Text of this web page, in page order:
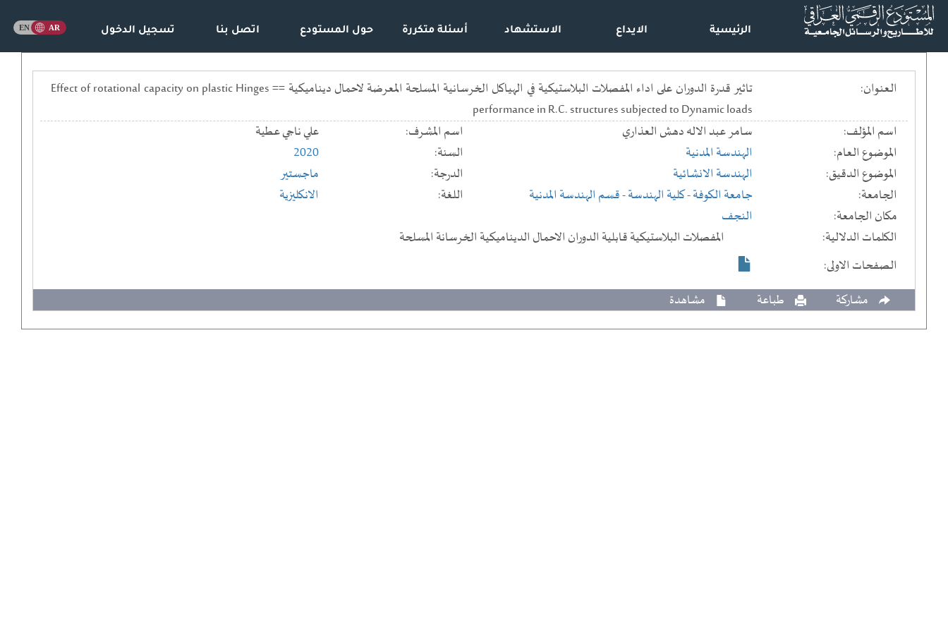
الرئيسية الايداع الاستشهاد أسئلة متكررة حول المستودع اتصل بنا تسجيل الدخول
العنوان:
تاثير قدرة الدوران على اداء المفصلات البلاستيكية في الهياكل الخرسانية المسلحة المعرضة لاحمال ديناميكية == Effect of rotational capacity on plastic Hinges
performance in R.C. structures subjected to Dynamic loads
اسم المؤلف:
سامر عبد الاله دهش العذاري اسم المشرف:
علي ناجي عطية
الموضوع العام:
الهندسة المدنية السنة:
2020
الموضوع الدقيق:
الهندسة الانشائية الدرجة:
ماجستير
الجامعة:
جامعة الكوفة- كلية الهندسة- قسم الهندسة المدنية اللغة:
الانكليزية
مكان الجامعة:
النجف
الكلمات الدلالية:
المفصلات البلاستيكية قابلية الدوران الاحمال الديناميكية الخرسانة المسلحة
الصفحات الاولى:
مشاركة
طباعة مشاهدة